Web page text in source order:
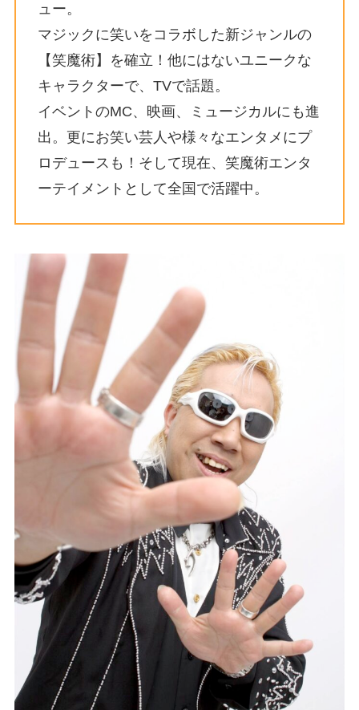
ュー。
マジックに笑いをコラボした新ジャンルの
【笑魔術】を確立！他にはないユニークな
キャラクターで、TVで話題。
イベントのMC、映画、ミュージカルにも進
出。更にお笑い芸人や様々なエンタメにプ
ロデュースも！そして現在、笑魔術エンタ
ーテイメントとして全国で活躍中。